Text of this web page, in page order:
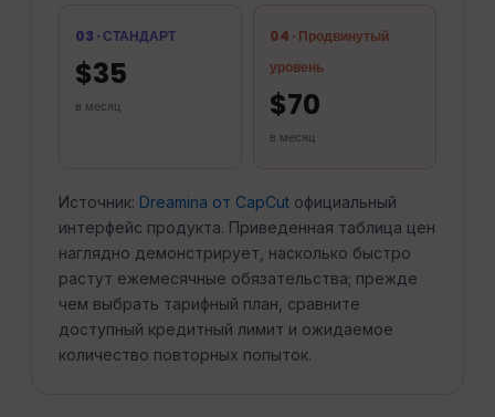
03 · СТАНДАРТ
$35
в месяц
04 · Продвинутый
уровень
$70
в месяц
Источник: Dreamina от CapCut официальный
интерфейс продукта. Приведенная таблица цен
наглядно демонстрирует, насколько быстро
растут ежемесячные обязательства; прежде
чем выбрать тарифный план, сравните
доступный кредитный лимит и ожидаемое
количество повторных попыток.